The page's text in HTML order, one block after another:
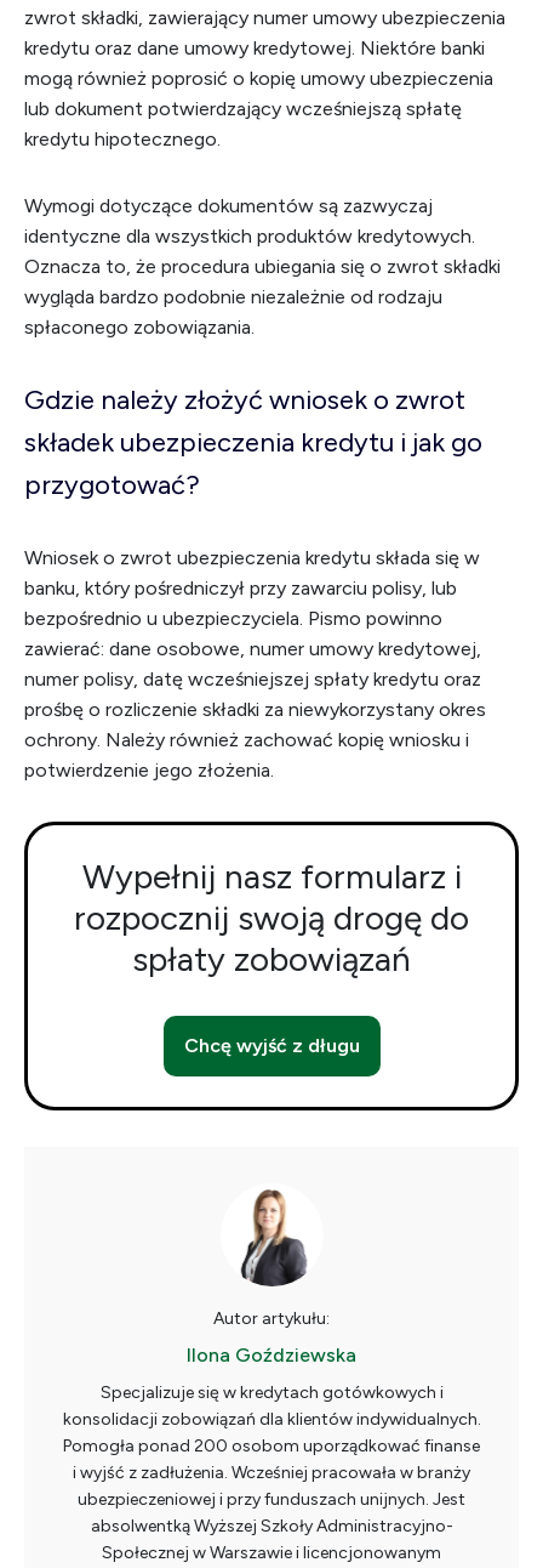
zwrot składki, zawierający numer umowy ubezpieczenia
kredytu oraz dane umowy kredytowej. Niektóre banki
mogą również poprosić o kopię umowy ubezpieczenia
lub dokument potwierdzający wcześniejszą spłatę
kredytu hipotecznego.
Wymogi dotyczące dokumentów są zazwyczaj
identyczne dla wszystkich produktów kredytowych.
Oznacza to, że procedura ubiegania się o zwrot składki
wygląda bardzo podobnie niezależnie od rodzaju
spłaconego zobowiązania.
Gdzie należy złożyć wniosek o zwrot
składek ubezpieczenia kredytu i jak go
przygotować?
Wniosek o zwrot ubezpieczenia kredytu składa się w
banku, który pośredniczył przy zawarciu polisy, lub
bezpośrednio u ubezpieczyciela. Pismo powinno
zawierać: dane osobowe, numer umowy kredytowej,
numer polisy, datę wcześniejszej spłaty kredytu oraz
prośbę o rozliczenie składki za niewykorzystany okres
ochrony. Należy również zachować kopię wniosku i
potwierdzenie jego złożenia.
Wypełnij nasz formularz i
rozpocznij swoją drogę do
spłaty zobowiązań
Chcę wyjść z długu
Autor artykułu:
Ilona Goździewska
Specjalizuje się w kredytach gotówkowych i
konsolidacji zobowiązań dla klientów indywidualnych.
Pomogła ponad 200 osobom uporządkować finanse
i wyjść z zadłużenia. Wcześniej pracowała w branży
ubezpieczeniowej i przy funduszach unijnych. Jest
absolwentką Wyższej Szkoły Administracyjno-
Społecznej w Warszawie i licencjonowanym